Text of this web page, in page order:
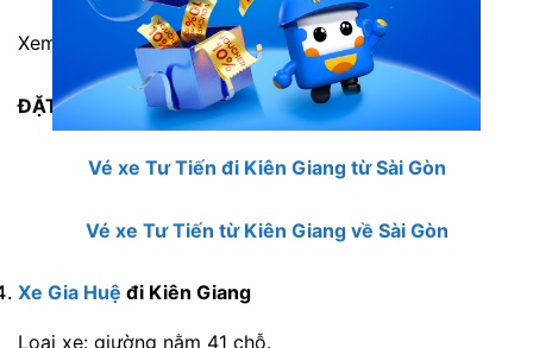
Xem đánh giá xe Tư Tiếntừ khách hàng.
ĐẶT NGAY:
Vé xe Tư Tiến đi Kiên Giang từ Sài Gòn
Vé xe Tư Tiến từ Kiên Giang về Sài Gòn
Xe Gia Huệ đi Kiên Giang
Loại xe: giường nằm 41 chỗ.